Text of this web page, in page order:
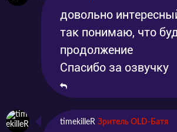
довольно
так понимаю, что
продолжение
Спасибо за озвучку
timekilleR Зритель OLD-Батя